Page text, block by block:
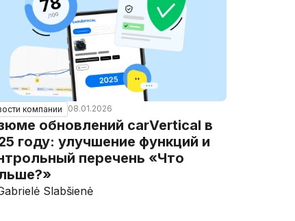
компании 08.01.2026
обновлений carVertical в
году: улучшение функций и
перечень «Что
Slabšienė